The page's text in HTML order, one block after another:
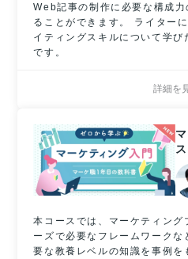
Web記事の制作に必要な構成
ることができます。 ライター
イティングスキルについて学び
です。
詳細を
ス
本コースでは、マーケティング
ーズで必要なフレームワーク
要な教養レベルの知識を事例を